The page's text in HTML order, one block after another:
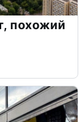
похожий